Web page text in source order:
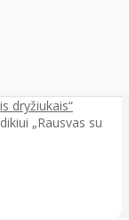
dryžiukais“
„Rausvas su